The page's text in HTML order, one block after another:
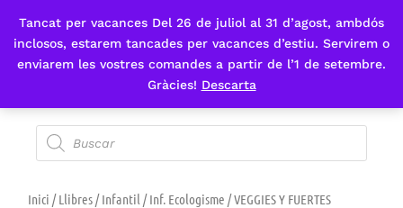
Tancat per vacances Del 26 de juliol al 31 d’agost, ambdós
inclosos, estarem tancades per vacances d’estiu. Servirem o
enviarem les vostres comandes a partir de l’1 de setembre.
Gràcies! Descarta
Fes-te'n sòcia
Inici /Llibres/Infantil /Inf. Ecologisme / VEGGIES Y FUERTES